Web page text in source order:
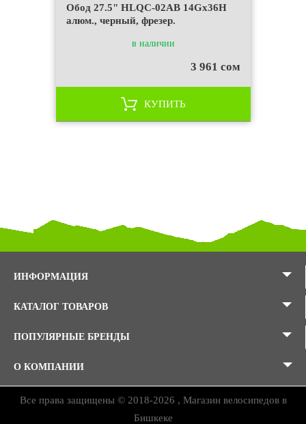
Обод 27.5" HLQC-02AB 14Gх36Н
алюм., черный, фрезер.
в наличии
3 961 сом
КУПИТЬ
ИНФОРМАЦИЯ
КАТАЛОГ ТОВАРОВ
ПОПУЛЯРНЫЕ БРЕНДЫ
О КОМПАНИИ
Все права защищены © 2018-2026 , Магазин велосипедов в
Бишкеке